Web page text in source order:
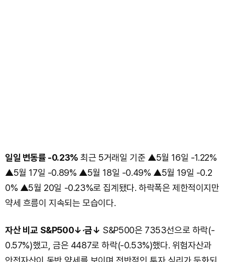
일일 변동률 -0.23% 최근 5거래일 기준 ▲5월 16일 -1.22%
▲5월 17일 -0.89% ▲5월 18일 -0.49% ▲5월 19일 -0.2
0% ▲5월 20일 -0.23%로 집계됐다. 하락폭은 제한적이지만
약세 흐름이 지속되는 모습이다.
자산 비교 S&P500↓·금↓ S&P500은 7353선으로 하락(-
0.57%)했고, 금은 4487로 하락(-0.53%)했다. 위험자산과